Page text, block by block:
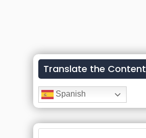
Translate the Content
Spanish